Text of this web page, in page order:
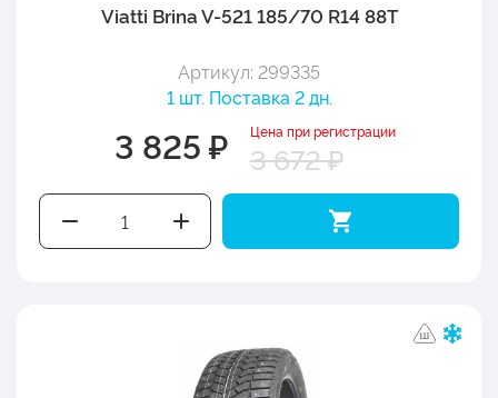
Viatti Brina V-521 185/70 R14 88T
Артикул: 299335
1 шт. Поставка 2 дн.
3 825 ₽ Цена при регистрации
3 672 ₽